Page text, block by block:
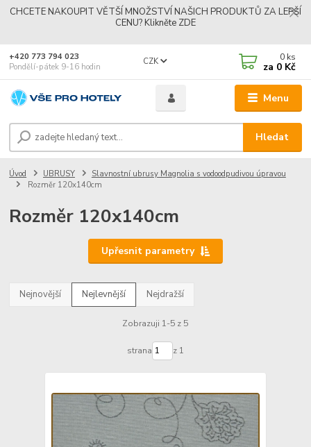
CHCETE NAKOUPIT VĚTŠÍ MNOŽSTVÍ NAŠICH PRODUKTŮ ZA LEPŠÍ
CENU? Klikněte ZDE
Menu
CZK
Hledat
+420 773 794 023
Pondělí-pátek 9-16 hodin
0 ks
za 0 Kč
Úvod UBRUSY
Slavnostní ubrusy Magnolia s vodoodpudivou úpravou
Rozměr 120x140cm
Rozměr 120x140cm
Upřesnit parametry
Nejnovější Nejlevnější Nejdražší
Zobrazuji 1-5 z 5
strana z 1
Získejte slevu
Získejte 100 Kč slevu na první objednávku. Stačí zadat váš email
a při objednávce nad 1000 Kč je sleva vaše.
Zavřít